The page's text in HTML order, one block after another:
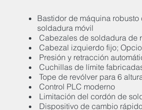
Bastidor de máquina
soldadura móvil
Cabezales de soldadura de
Cabezal izquierdo fijo;
Presión y retracción
Cuchillas de límite
Tope de revólver para 6
Control PLC moderno
Limitación del cordón de
Dispositivo de cambio